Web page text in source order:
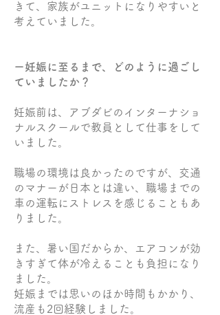
きて、家族がユニットになりやすいと
考えていました。
ー妊娠に至るまで、どのように過ごし
ていましたか？
妊娠前は、アブダビのインターナショ
ナルスクールで教員として仕事をして
いました。
職場の環境は良かったのですが、交通
のマナーが日本とは違い、職場までの
車の運転にストレスを感じることもあ
りました。
また、暑い国だからか、エアコンが効
きすぎて体が冷えることも負担になり
ました。
妊娠までは思いのほか時間もかかり、
流産も2回経験しました。